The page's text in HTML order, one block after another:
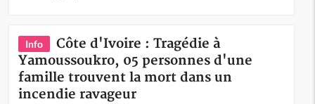
Info
Côte d'Ivoire : Tragédie à
Yamoussoukro, 05 personnes d'une
famille trouvent la mort dans un
incendie ravageur